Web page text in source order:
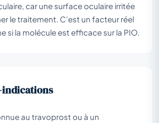
car une surface oculaire irritée
le traitement. C’est un facteur réel
si la molécule est efficace sur la PIO.
au travoprost ou à un